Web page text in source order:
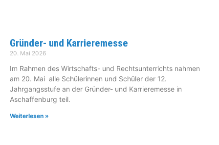
Gründer- und Karrieremesse
20. Mai 2026
Im Rahmen des Wirtschafts- und Rechtsunterrichts nahmen
am 20. Mai alle Schülerinnen und Schüler der 12.
Jahrgangsstufe an der Gründer- und Karrieremesse in
Aschaffenburg teil.
Weiterlesen »